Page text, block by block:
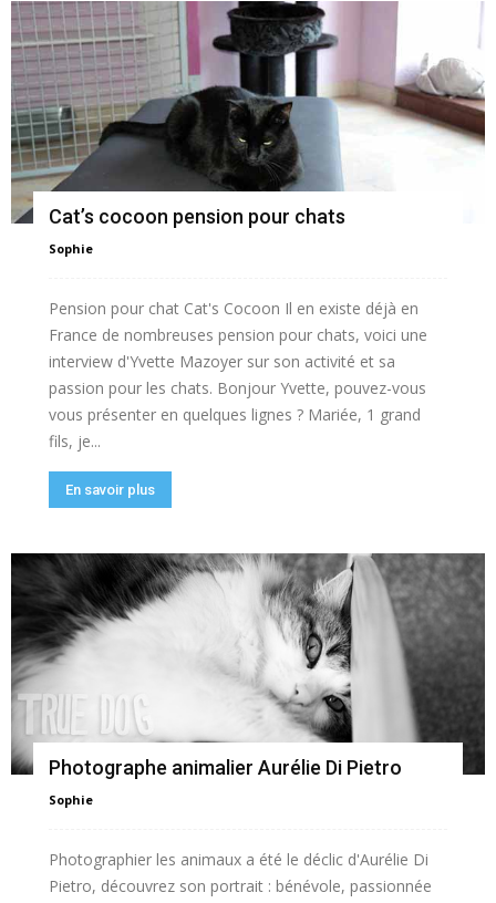
Cat’s cocoon pension pour chats
Sophie
Pension pour chat Cat's Cocoon Il en existe déjà en
France de nombreuses pension pour chats, voici une
interview d'Yvette Mazoyer sur son activité et sa
passion pour les chats. Bonjour Yvette, pouvez-vous
vous présenter en quelques lignes ? Mariée, 1 grand
fils, je...
En savoir plus
Photographe animalier Aurélie Di Pietro
Sophie
Photographier les animaux a été le déclic d'Aurélie Di
Pietro, découvrez son portrait : bénévole, passionnée